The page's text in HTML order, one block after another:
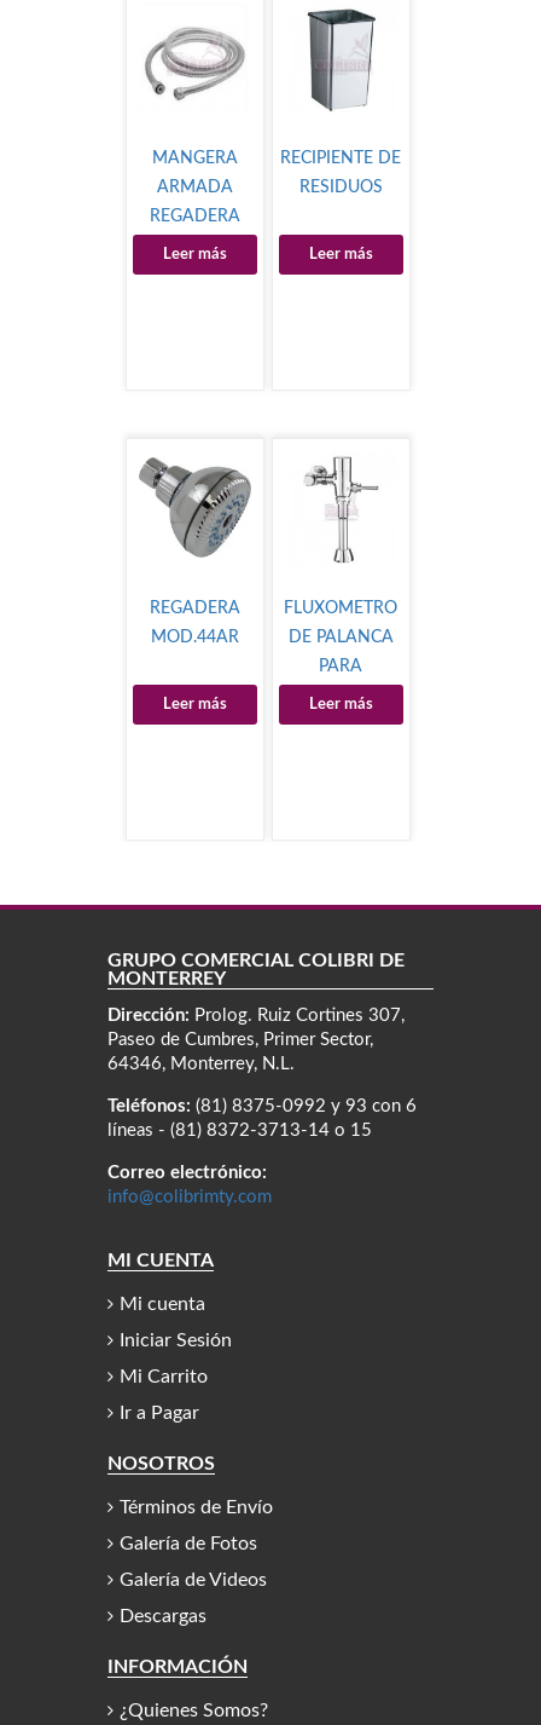
MANGERA
ARMADA
REGADERA
Leer más
RECIPIENTE DE
RESIDUOS
Leer más
REGADERA
MOD.44AR
Leer más
FLUXOMETRO
DE PALANCA
PARA
SANITARIO
Leer más
GRUPO COMERCIAL COLIBRÍ DE
MONTERREY
Dirección: Prolog. Ruiz Cortines 307,
Paseo de Cumbres, Primer Sector,
64346, Monterrey, N.L.
Teléfonos: (81) 8375-0992 y 93 con 6
líneas - (81) 8372-3713-14 o 15
Correo electrónico:
info@colibrimty.com
MI CUENTA
Mi cuenta
Iniciar Sesión
Mi Carrito
Ir a Pagar
NOSOTROS
Términos de Envío
Galería de Fotos
Galería de Videos
Descargas
INFORMACIÓN
¿Quienes Somos?